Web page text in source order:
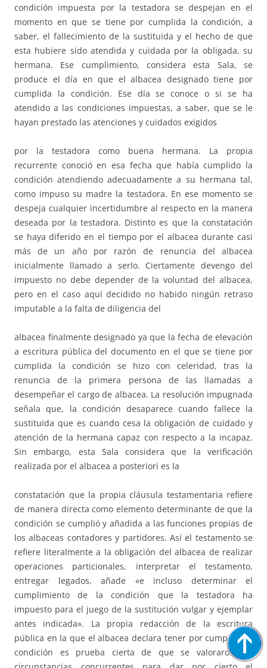
condición impuesta por la testadora se despejan en el
momento en que se tiene por cumplida la condición, a
saber, el fallecimiento de la sustituida y el hecho de que
esta hubiere sido atendida y cuidada por la obligada, su
hermana. Ese cumplimiento, considera esta Sala, se
produce el día en que el albacea designado tiene por
cumplida la condición. Ese día se conoce o si se ha
atendido a las condiciones impuestas, a saber, que se le
hayan prestado las atenciones y cuidados exigidos
por la testadora como buena hermana. La propia
recurrente conoció en esa fecha que había cumplido la
condición atendiendo adecuadamente a su hermana tal,
como impuso su madre la testadora. En ese momento se
despeja cualquier incertidumbre al respecto en la manera
deseada por la testadora. Distinto es que la constatación
se haya diferido en el tiempo por el albacea durante casi
más de un año por razón de renuncia del albacea
inicialmente llamado a serlo. Ciertamente devengo del
impuesto no debe depender de la voluntad del albacea,
pero en el caso aquí decidido no habido ningún retraso
imputable a la falta de diligencia del
albacea finalmente designado ya que la fecha de elevación
a escritura pública del documento en el que se tiene por
cumplida la condición se hizo con celeridad, tras la
renuncia de la primera persona de las llamadas a
desempeñar el cargo de albacea. La resolución impugnada
señala que, la condición desaparece cuando fallece la
sustituida que es cuando cesa la obligación de cuidado y
atención de la hermana capaz con respecto a la incapaz.
Sin embargo, esta Sala considera que la verificación
realizada por el albacea a posteriori es la
constatación que la propia cláusula testamentaria refiere
de manera directa como elemento determinante de que la
condición se cumplió y añadida a las funciones propias de
los albaceas contadores y partidores. Así el testamento se
refiere literalmente a la obligación del albacea de realizar
operaciones particionales, interpretar el testamento,
entregar legados, añade «e incluso determinar el
cumplimiento de la condición que la testadora ha
impuesto para el juego de la sustitución vulgar y ejemplar
antes indicada». La propia redacción de la escritura
pública en la que el albacea declara tener por cumplida la
condición es prueba cierta de que se valoraron las